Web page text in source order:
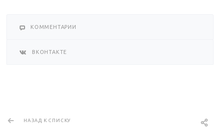
КОММЕНТАРИИ
ВКОНТАКТЕ
НАЗАД К СПИСКУ